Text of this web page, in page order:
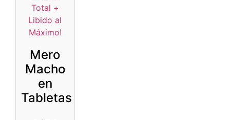
Mero
Macho
en
Tabletas